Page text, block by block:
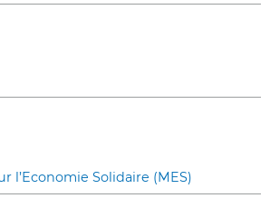
l’Economie Solidaire (MES)